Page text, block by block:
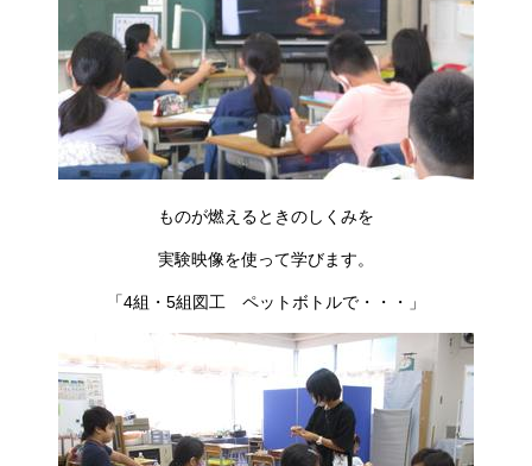
ものが燃えるときのしくみを
実験映像を使って学びます。
「4組・5組図工 ペットボトルで・・・」